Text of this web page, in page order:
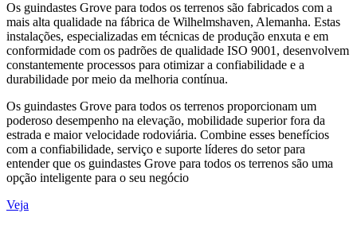
Os guindastes Grove para todos os terrenos são fabricados com a
mais alta qualidade na fábrica de Wilhelmshaven, Alemanha. Estas
instalações, especializadas em técnicas de produção enxuta e em
conformidade com os padrões de qualidade ISO 9001, desenvolvem
constantemente processos para otimizar a confiabilidade e a
durabilidade por meio da melhoria contínua.
Os guindastes Grove para todos os terrenos proporcionam um
poderoso desempenho na elevação, mobilidade superior fora da
estrada e maior velocidade rodoviária. Combine esses benefícios
com a confiabilidade, serviço e suporte líderes do setor para
entender que os guindastes Grove para todos os terrenos são uma
opção inteligente para o seu negócio
Veja